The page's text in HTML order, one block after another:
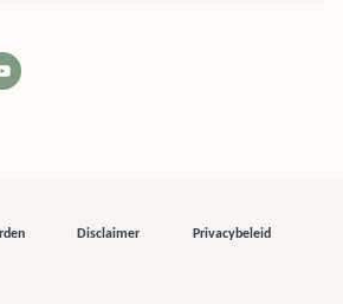
Disclaimer Privacybeleid